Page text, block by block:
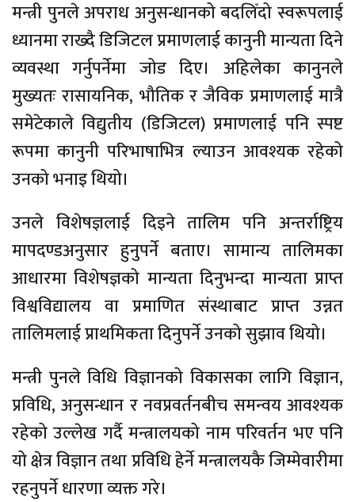
मन्त्री पुनले अपराध अनुसन्धानको बदलिँदो स्वरूपलाई
ध्यानमा राख्दै डिजिटल प्रमाणलाई कानुनी मान्यता दिने
व्यवस्था गर्नुपर्नेमा जोड दिए। अहिलेका कानुनले
मुख्यतः रासायनिक, भौतिक र जैविक प्रमाणलाई मात्रै
समेटेकाले विद्युतीय (डिजिटल) प्रमाणलाई पनि स्पष्ट
रूपमा कानुनी परिभाषाभित्र ल्याउन आवश्यक रहेको
उनको भनाइ थियो।
उनले विशेषज्ञलाई दिइने तालिम पनि अन्तर्राष्ट्रिय
मापदण्डअनुसार हुनुपर्ने बताए। सामान्य तालिमका
आधारमा विशेषज्ञको मान्यता दिनुभन्दा मान्यता प्राप्त
विश्वविद्यालय वा प्रमाणित संस्थाबाट प्राप्त उन्नत
तालिमलाई प्राथमिकता दिनुपर्ने उनको सुझाव थियो।
मन्त्री पुनले विधि विज्ञानको विकासका लागि विज्ञान,
प्रविधि, अनुसन्धान र नवप्रवर्तनबीच समन्वय आवश्यक
रहेको उल्लेख गर्दै मन्त्रालयको नाम परिवर्तन भए पनि
यो क्षेत्र विज्ञान तथा प्रविधि हेर्ने मन्त्रालयकै जिम्मेवारीमा
रहनुपर्ने धारणा व्यक्त गरे।